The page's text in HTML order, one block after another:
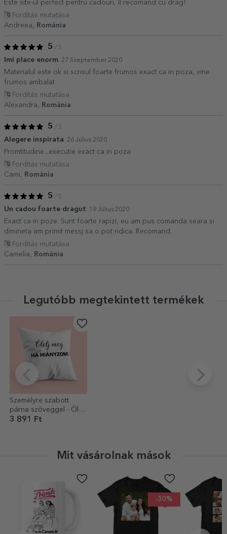
Este site-ul perfect pentru cadouri, îl recomand cu drag!
Fordítás mutatása
Andreea,
Románia
5 / 5
Imi place enorm 27 Szeptember 2020
Materialul este ok si scrisul foarte frumos exact ca in poza, vine
frumos ambalat
Fordítás mutatása
Alexandra,
Románia
5 / 5
Alegere inspirata 26 Július 2020
Promtitudine...executie exact ca in poza
Fordítás mutatása
Cami,
Románia
5 / 5
Un cadou foarte dragut 19 Július 2020
Exact ca in poze. Sunt foarte rapizi, eu am pus comanda seara si
dimineta am primit messj sa o pot ridica. Recomand.
Fordítás mutatása
Camelia,
Románia
Legutóbb megtekintett termékek
Személyre szabott
párna szöveggel - Ölelj
meg
3 891 Ft
Mit vásárolnak mások
-30%